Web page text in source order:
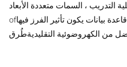
التدريب ، السمات متعددة الأبعاد
ofبيانات يكون تأثير الفرز فيها
من الكهروضوئية التقليدية